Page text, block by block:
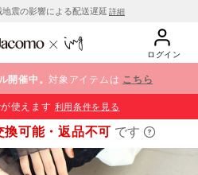
地震の影響による配送遅延 詳細
ログイン
開催中。対象アイテムは こちら
が使えます 利用条件を見る
換可能・返品不可 です